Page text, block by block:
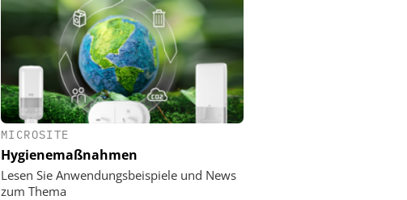
MICROSITE
Hygienemaßnahmen
Lesen Sie Anwendungsbeispiele und News
zum Thema